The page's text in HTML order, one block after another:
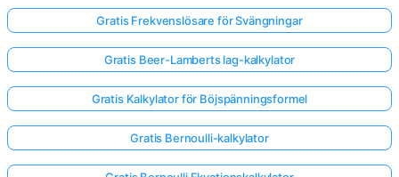
Gratis Frekvenslösare för Svängningar
Gratis Beer-Lamberts lag-kalkylator
Gratis Kalkylator för Böjspänningsformel
Gratis Bernoulli-kalkylator